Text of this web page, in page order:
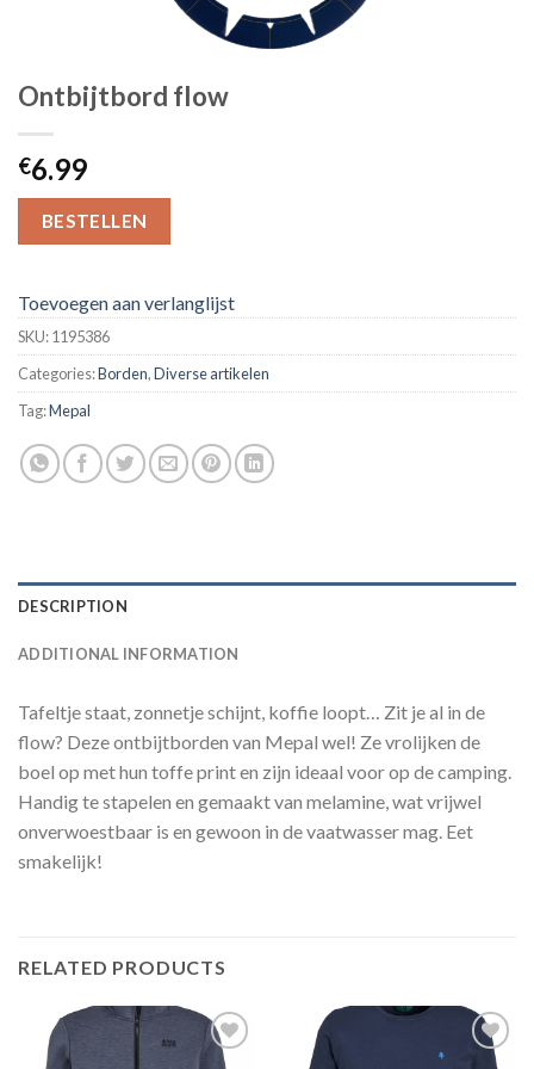
Ontbijtbord flow
€6.99
BESTELLEN
Toevoegen aan verlanglijst
SKU:1195386
Categories:Borden,Diverse artikelen
Tag:Mepal
DESCRIPTION
ADDITIONAL INFORMATION
Tafeltje staat, zonnetje schijnt, koffie loopt… Zit je al in de
flow? Deze ontbijtborden van Mepal wel! Ze vrolijken de
boel op met hun toffe print en zijn ideaal voor op de camping.
Handig te stapelen en gemaakt van melamine, wat vrijwel
onverwoestbaar is en gewoon in de vaatwasser mag. Eet
smakelijk!
RELATED PRODUCTS
Toevoegen Toevoegen